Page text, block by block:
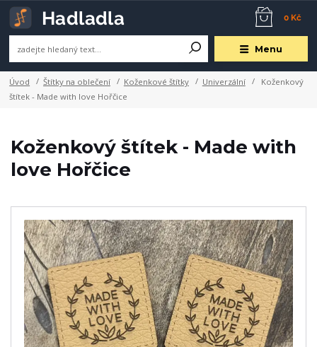
Menu
0 Kč
Úvod Štítky na oblečení Koženkové štítky Univerzální
Koženkový
štítek - Made with love Hořčice
Koženkový štítek - Made with
love Hořčice